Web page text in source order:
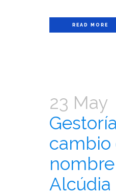
READ MORE
23 May
Gestoría
cambio
nombre
Alcúdia